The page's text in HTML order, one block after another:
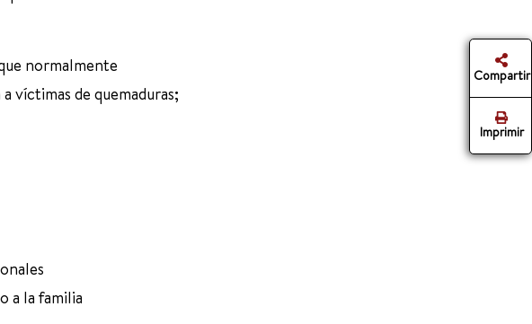
normalmente
víctimas de quemaduras;
a la familia
Compartir
Imprimir